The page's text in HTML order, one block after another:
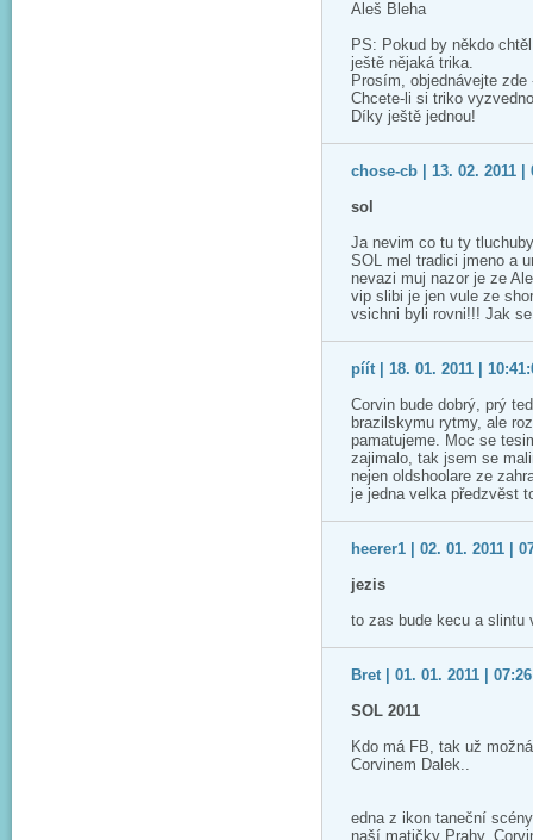
Aleš Bleha
PS: Pokud by někdo
ještě nějaká trika.
Prosím, objednávejte
Chcete-li si triko
Díky ještě jednou!
chose-cb | 13. 02. 2011 |
sol
Ja nevim co tu ty
SOL mel tradici jmeno a
nevazi muj nazor je ze
vip slibi je jen vule ze
vsichni byli rovni!!! Jak
píít | 18. 01. 2011 |
Corvin bude dobrý, prý
brazilskymu rytmy, ale
pamatujeme. Moc se
zajimalo, tak jsem se
nejen oldshoolare ze
je jedna velka předzvěst
heerer1 | 02. 01. 2011 |
jezis
to zas bude kecu a slintu
Bret | 01. 01. 2011 |
SOL 2011
Kdo má FB, tak už
Corvinem Dalek..
edna z ikon taneční
naší matičky Prahy.